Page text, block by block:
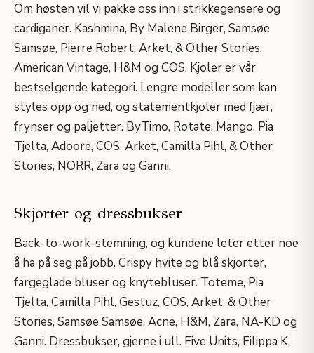
Om høsten vil vi pakke oss inn i strikkegensere og
cardiganer. Kashmina, By Malene Birger, Samsøe
Samsøe, Pierre Robert, Arket, & Other Stories,
American Vintage, H&M og COS. Kjoler er vår
bestselgende kategori. Lengre modeller som kan
styles opp og ned, og statementkjoler med fjær,
frynser og paljetter. ByTimo, Rotate, Mango, Pia
Tjelta, Adoore, COS, Arket, Camilla Pihl, & Other
Stories, NORR, Zara og Ganni.
Skjorter og dressbukser
Back-to-work-stemning, og kundene leter etter noe
å ha på seg på jobb. Crispy hvite og blå skjorter,
fargeglade bluser og knytebluser. Toteme, Pia
Tjelta, Camilla Pihl, Gestuz, COS, Arket, & Other
Stories, Samsøe Samsøe, Acne, H&M, Zara, NA-KD og
Ganni. Dressbukser, gjerne i ull. Five Units, Filippa K,